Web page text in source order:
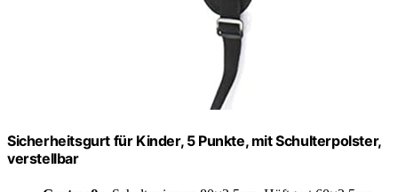
Sicherheitsgurt für Kinder, 5 Punkte, mit Schulterpolster,
verstellbar